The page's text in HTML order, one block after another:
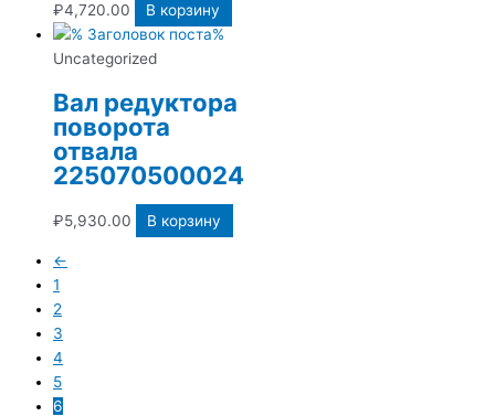
₽4,720.00 В корзину
Uncategorized
Вал редуктора
поворота
отвала
225070500024
₽5,930.00 В корзину
←
1
2
3
4
5
6